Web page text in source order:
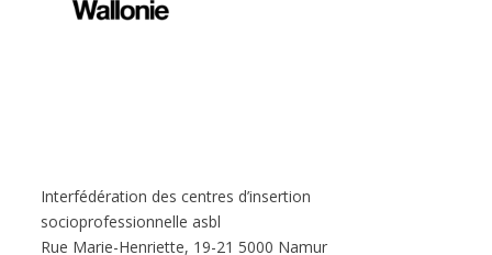
Interfédération des centres d’insertion
socioprofessionnelle asbl
Rue Marie-Henriette, 19-21 5000 Namur